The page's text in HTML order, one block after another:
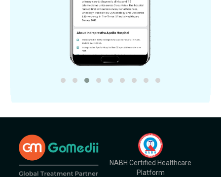
NABH Certified Healthcare
Platform